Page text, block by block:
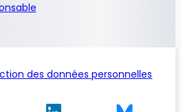
des données personnelles